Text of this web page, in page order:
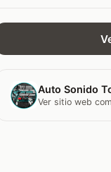
Auto Sonido
Ver sitio web